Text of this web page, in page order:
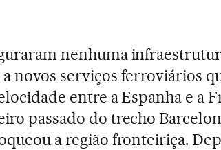
nenhuma
novos serviços ferroviários
entre a Espanha e a
passado do trecho
a região fronteiriça.